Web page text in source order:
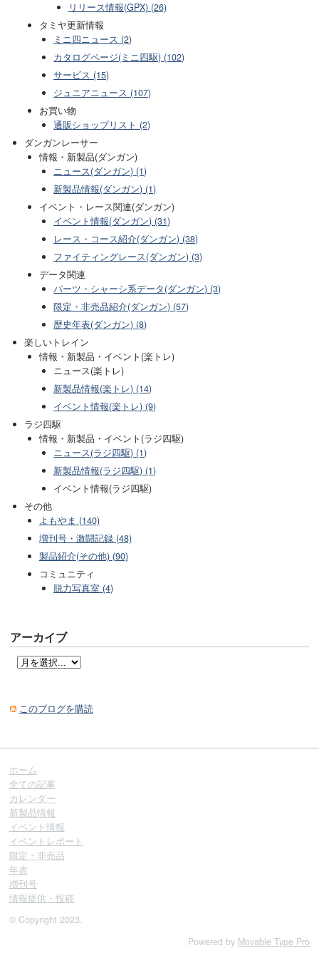
リリース情報(GPX) (26)
タミヤ更新情報
ミニ四ニュース (2)
カタログページ(ミニ四駆) (102)
サービス (15)
ジュニアニュース (107)
お買い物
通販ショップリスト (2)
ダンガンレーサー
情報・新製品(ダンガン)
ニュース(ダンガン) (1)
新製品情報(ダンガン) (1)
イベント・レース関連(ダンガン)
イベント情報(ダンガン) (31)
レース・コース紹介(ダンガン) (38)
ファイティングレース(ダンガン) (3)
データ関連
パーツ・シャーシ系データ(ダンガン) (3)
限定・非売品紹介(ダンガン) (57)
歴史年表(ダンガン) (8)
楽しいトレイン
情報・新製品・イベント(楽トレ)
ニュース(楽トレ)
新製品情報(楽トレ) (14)
イベント情報(楽トレ) (9)
ラジ四駆
情報・新製品・イベント(ラジ四駆)
ニュース(ラジ四駆) (1)
新製品情報(ラジ四駆) (1)
イベント情報(ラジ四駆)
その他
よもやま (140)
増刊号・激闘記録 (48)
製品紹介(その他) (90)
コミュニティ
脱力写真室 (4)
アーカイブ
このブログを購読
ホーム
全ての記事
カレンダー
新製品情報
イベント情報
イベントレポート
限定・非売品
年表
増刊号
情報提供・投稿
© Copyright 2023.
Powered by Movable Type Pro